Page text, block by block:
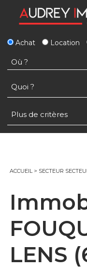
Achat Location
ACCUEIL> SECTEUR
LENS